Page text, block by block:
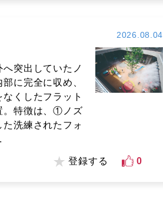
2026.08.04
突出していたノ
に完全に収め、
くしたフラット
。特徴は、①ノズ
た洗練されたフォ
登録する 0